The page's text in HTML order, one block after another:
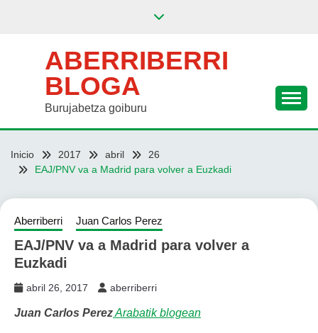
ABERRIBERRI
BLOGA
Burujabetza goiburu
Inicio 2017 abril
26
EAJ/PNV va a Madrid para volver a Euzkadi
Aberriberri Juan Carlos Perez
EAJ/PNV va a Madrid para volver a
Euzkadi
abril 26, 2017 aberriberri
Juan Carlos PerezArabatik blogean